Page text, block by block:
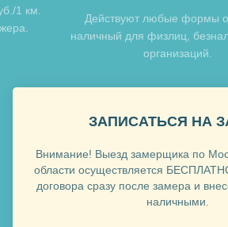
Хочу такую
1 км.
Действуют любые формы
наличный для физлиц,
организаций.
ЗАПИСАТЬСЯ НА
Внимание! Выезд замерщика по
области осуществляется
договора сразу после замера и
наличными.